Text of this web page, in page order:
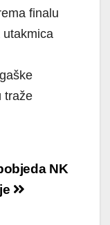
finalu
traže
NK